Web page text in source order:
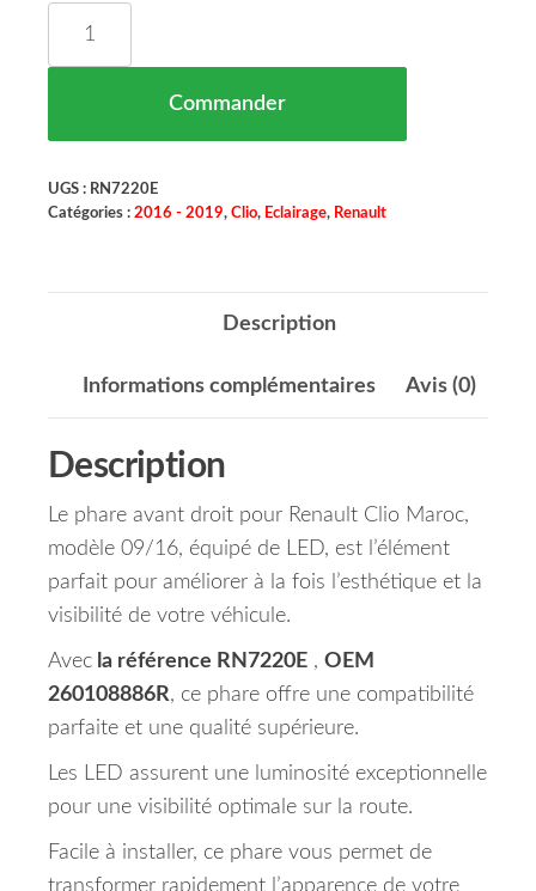
Commander
UGS : RN7220E
Catégories : 2016 - 2019, Clio, Eclairage, Renault
Description
Informations complémentaires Avis (0)
Description
Le phare avant droit pour Renault Clio Maroc,
modèle 09/16, équipé de LED, est l’élément
parfait pour améliorer à la fois l’esthétique et la
visibilité de votre véhicule.
Avec la référence RN7220E , OEM
260108886R, ce phare offre une compatibilité
parfaite et une qualité supérieure.
Les LED assurent une luminosité exceptionnelle
pour une visibilité optimale sur la route.
Facile à installer, ce phare vous permet de
transformer rapidement l’apparence de votre